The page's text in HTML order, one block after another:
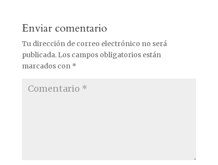
Enviar comentario
Tu dirección de correo electrónico no será
publicada. Los campos obligatorios están
marcados con *